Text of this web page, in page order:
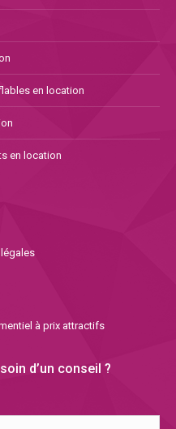
en location
en location
à prix attractifs
d’un conseil ?